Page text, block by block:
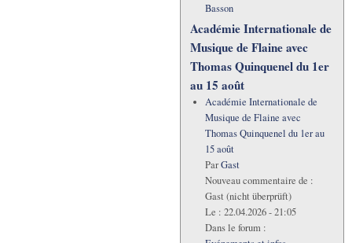
Basson
Académie Internationale de
Musique de Flaine avec
Thomas Quinquenel du 1er
au 15 août
Académie Internationale de
Musique de Flaine avec
Thomas Quinquenel du 1er au
15 août
ParGast
Nouveau commentaire de :
Gast (nicht überprüft)
Le : 22.04.2026 - 21:05
Dans le forum :